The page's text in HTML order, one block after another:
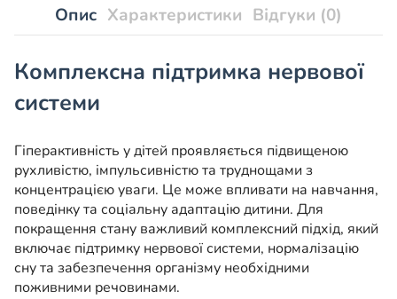
Опис Характеристики Відгуки (0)
Комплексна підтримка нервової
системи
Гіперактивність у дітей проявляється підвищеною
рухливістю, імпульсивністю та труднощами з
концентрацією уваги. Це може впливати на навчання,
поведінку та соціальну адаптацію дитини. Для
покращення стану важливий комплексний підхід, який
включає підтримку нервової системи, нормалізацію
сну та забезпечення організму необхідними
поживними речовинами.